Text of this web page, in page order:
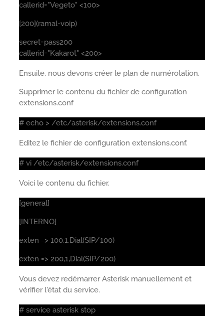
callerid="Vegeto" <100>
[200](ramal-voip)
secret=pass200
callerid="Kakarot" <200>
Ensuite, nous devons créer le plan de numérotation.
Supprimer le contenu du fichier de configuration
extensions.conf
# echo > /etc/asterisk/extensions.conf
Editez le fichier de configuration extensions.conf.
# vi /etc/asterisk/extensions.conf
Voici le contenu du fichier.
[general]
[INTERNO]
exten => 100,1,Dial(SIP/100)
exten => 200,1,Dial(SIP/200)
Vous devez redémarrer Asterisk manuellement et
vérifier l'état du service.
# service asterisk stop